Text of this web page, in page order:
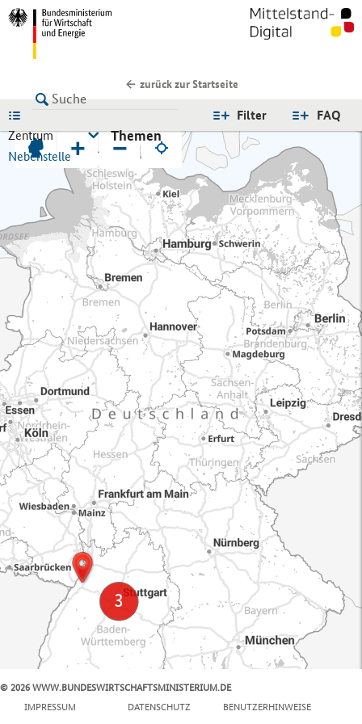
zurück zur Startseite
FAQ
Filter
Zentrum
Nebenstelle
Themen
+ −
© 2026 WWW.BUNDESWIRTSCHAFTSMINISTERIUM.DE
IMPRESSUM
DATENSCHUTZ BENUTZERHINWEISE